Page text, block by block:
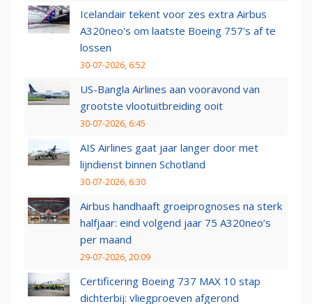
Icelandair tekent voor zes extra Airbus
A320neo's om laatste Boeing 757's af te
lossen
30-07-2026, 6:52
US-Bangla Airlines aan vooravond van
grootste vlootuitbreiding ooit
30-07-2026, 6:45
AIS Airlines gaat jaar langer door met
lijndienst binnen Schotland
30-07-2026, 6:30
Airbus handhaaft groeiprognoses na sterk
halfjaar: eind volgend jaar 75 A320neo’s
per maand
29-07-2026, 20:09
Certificering Boeing 737 MAX 10 stap
dichterbij: vliegproeven afgerond